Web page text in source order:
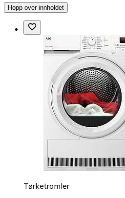
Hopp over innholdet
Tørketromler